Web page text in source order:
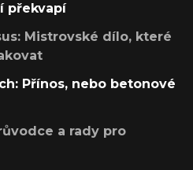
překvapí
Mistrovské dílo, které
Přínos, nebo betonové
a rady pro